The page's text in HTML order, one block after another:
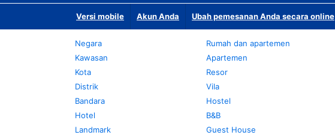
Versi mobile Akun Anda Ubah pemesanan Anda secara online
Negara
Kawasan
Kota
Distrik
Bandara
Hotel
Landmark
Rumah dan apartemen
Apartemen
Resor
Vila
Hostel
B&B
Guest House